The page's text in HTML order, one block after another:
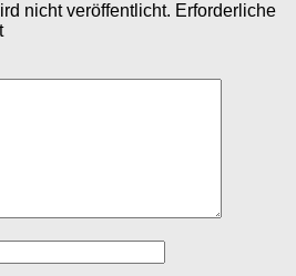
nicht veröffentlicht. Erforderliche